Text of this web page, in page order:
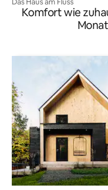
Komfort wie